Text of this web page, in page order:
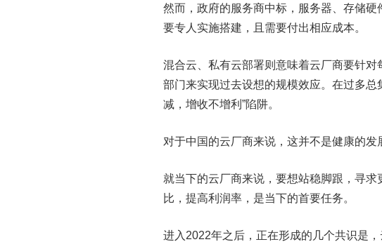
然而，政府的服务商中标，服务器、存储
要专人实施搭建，且需要付出相应成本。
混合云、私有云部署则意味着云厂商要针
部门来实现过去设想的规模效应。在过多
减，增收不增利”陷阱。
对于中国的云厂商来说，这并不是健康的发
就当下的云厂商来说，要想站稳脚跟，寻
比，提高利润率，是当下的首要任务。
进入2022年之后，正在形成的几个共识是